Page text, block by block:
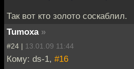
Так вот кто золото соскаблил.
Tumoxa »
#24 | 13.01.09 11:44
Кому: ds-1, #16